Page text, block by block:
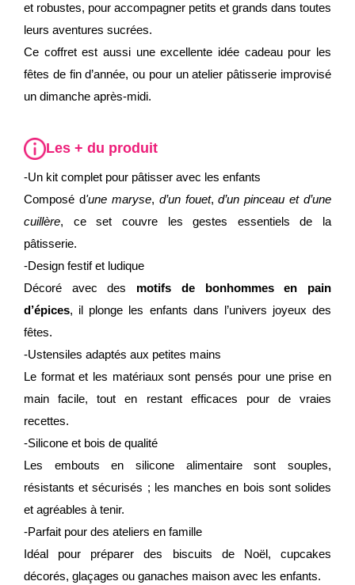
et robustes, pour accompagner petits et grands dans toutes
leurs aventures sucrées.
Ce coffret est aussi une excellente idée cadeau pour les
fêtes de fin d’année, ou pour un atelier pâtisserie improvisé
un dimanche après-midi.
Les + du produit
-Un kit complet pour pâtisser avec les enfants
Composé d'une maryse, d’un fouet,d’un pinceau et d’une
cuillère, ce set couvre les gestes essentiels de la
pâtisserie.
-Design festif et ludique
Décoré avec des motifs de bonhommes en pain
d’épices, il plonge les enfants dans l’univers joyeux des
fêtes.
-Ustensiles adaptés aux petites mains
Le format et les matériaux sont pensés pour une prise en
main facile, tout en restant efficaces pour de vraies
recettes.
-Silicone et bois de qualité
Les embouts en silicone alimentaire sont souples,
résistants et sécurisés ; les manches en bois sont solides
et agréables à tenir.
-Parfait pour des ateliers en famille
Idéal pour préparer des biscuits de Noël, cupcakes
décorés, glaçages ou ganaches maison avec les enfants.